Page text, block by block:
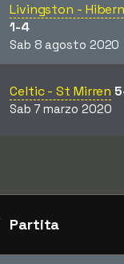
Livingston -
1-4
Sab 8 agosto 2020
Celtic - St Mirren
Sab 7 marzo 2020
Partita